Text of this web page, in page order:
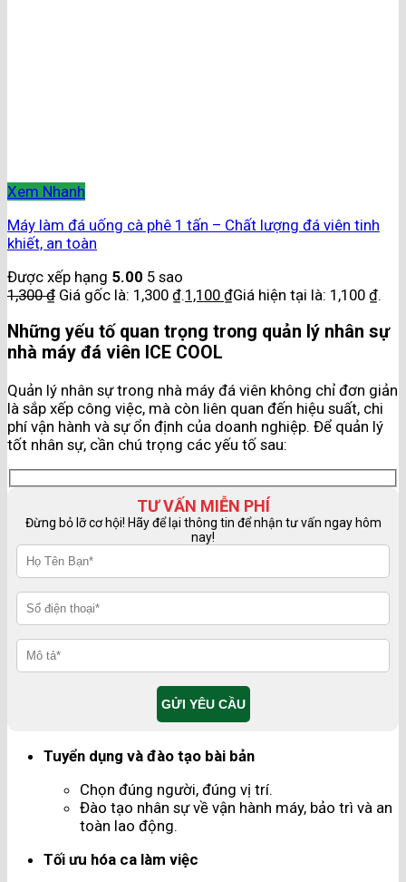
Xem Nhanh
Máy làm đá uống cà phê 1 tấn – Chất lượng đá viên tinh
khiết, an toàn
Được xếp hạng 5.00 5 sao
1,300₫ Giá gốc là: 1,300 ₫.1,100 ₫Giá hiện tại là: 1,100 ₫.
Những yếu tố quan trọng trong quản lý nhân sự
nhà máy đá viên ICE COOL
Quản lý nhân sự trong nhà máy đá viên không chỉ đơn giản
là sắp xếp công việc, mà còn liên quan đến hiệu suất, chi
phí vận hành và sự ổn định của doanh nghiệp. Để quản lý
tốt nhân sự, cần chú trọng các yếu tố sau:
TƯ VẤN MIỄN PHÍ
Đừng bỏ lỡ cơ hội! Hãy để lại thông tin để nhận tư vấn ngay hôm
nay!
Tuyển dụng và đào tạo bài bản
Chọn đúng người, đúng vị trí.
Đào tạo nhân sự về vận hành máy, bảo trì và an
toàn lao động.
Tối ưu hóa ca làm việc